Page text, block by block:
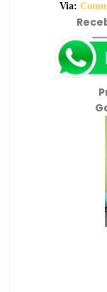
Via: